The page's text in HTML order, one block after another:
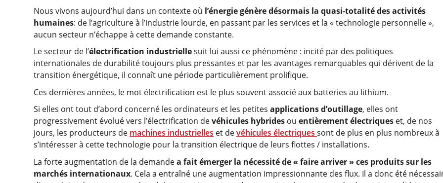
Nous vivons aujourd’hui dans un contexte où l’énergie génère désormais la quasi-totalité des activités
humaines: de l’agriculture à l’industrie lourde, en passant par les services et la « technologie personnelle »,
aucun secteur n’échappe à cette demande constante.
Le secteur de l’électrification industriellesuit lui aussi ce phénomène : incité par des politiques
internationales de durabilité toujours plus pressantes et par les avantages remarquables qui dérivent de la
transition énergétique, il connaît une période particulièrement prolifique.
Ces dernières années, le mot électrification est le plus souvent associé aux batteries au lithium.
Si elles ont tout d’abord concerné les ordinateurs et les petites applications d’outillage, elles ont
progressivement évolué vers l’électrification devéhicules hybrides ou entièrement électriques et, de nos
jours, les producteurs de machines industrielles et devéhicules électriques sont de plus en plus nombreux à
s’intéresser à cette technologie pour la transition électrique de leurs flottes / installations.
La forte augmentation de la demandea fait émerger la nécessité de « faire arriver » ces produits sur les
marchés internationaux. Cela a entraîné une augmentation impressionnante des flux. Il a donc été